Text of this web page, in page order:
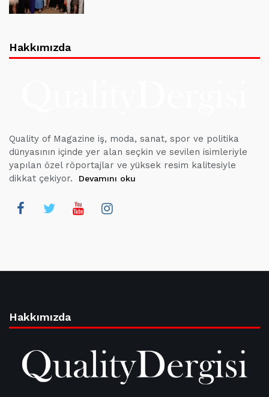
Hakkımızda
Quality of Magazine iş, moda, sanat, spor ve politika
dünyasının içinde yer alan seçkin ve sevilen isimleriyle
yapılan özel röportajlar ve yüksek resim kalitesiyle
dikkat çekiyor.
Devamını oku
Hakkımızda